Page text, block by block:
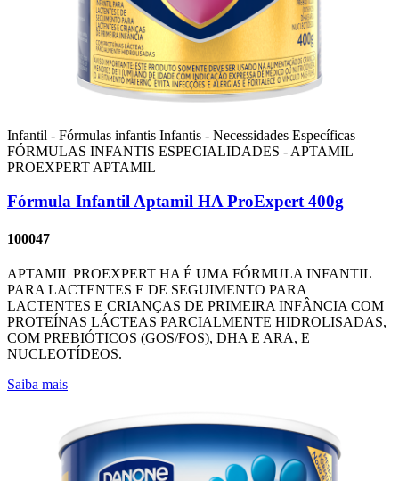
Infantil - Fórmulas infantis Infantis - Necessidades Específicas
FÓRMULAS INFANTIS ESPECIALIDADES - APTAMIL
PROEXPERT APTAMIL
Fórmula Infantil Aptamil HA ProExpert 400g
100047
APTAMIL PROEXPERT HA É UMA FÓRMULA INFANTIL
PARA LACTENTES E DE SEGUIMENTO PARA
LACTENTES E CRIANÇAS DE PRIMEIRA INFÂNCIA COM
PROTEÍNAS LÁCTEAS PARCIALMENTE HIDROLISADAS,
COM PREBIÓTICOS (GOS/FOS), DHA E ARA, E
NUCLEOTÍDEOS.
Saiba mais